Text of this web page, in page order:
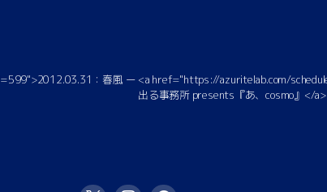
：春風 ー <a href="https://azuritelab.com/
出る事務所 presents『あ、cosmo』</a>